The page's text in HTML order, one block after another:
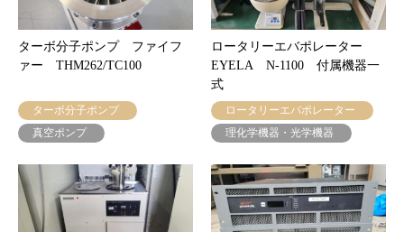
ターボ分子ポンプ ファイフ
ァー THM262/TC100
ターボ分子ポンプ
真空ポンプ
ロータリーエバポレーター
EYELA N-1100 付属機器一
式
ロータリーエバポレーター
理化学機器・光学機器